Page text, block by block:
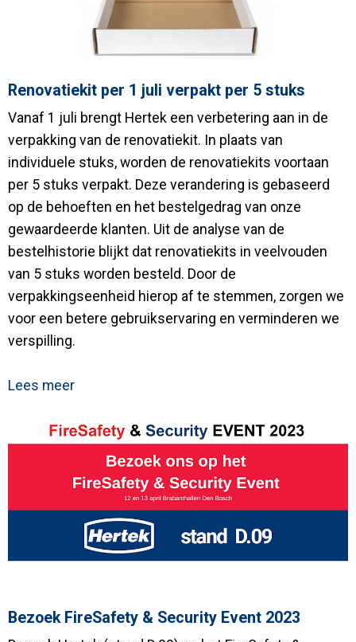
Renovatiekit per 1 juli verpakt per 5 stuks
Vanaf 1 juli brengt Hertek een verbetering aan in de
verpakking van de renovatiekit. In plaats van
individuele stuks, worden de renovatiekits voortaan
per 5 stuks verpakt. Deze verandering is gebaseerd
op de behoeften en het bestelgedrag van onze
gewaardeerde klanten. Uit de analyse van de
bestelhistorie blijkt dat renovatiekits in veelvouden
van 5 stuks worden besteld. Door de
verpakkingseenheid hierop af te stemmen, zorgen we
voor een betere gebruikservaring en verminderen we
verspilling.
Lees meer
Bezoek FireSafety & Security Event 2023